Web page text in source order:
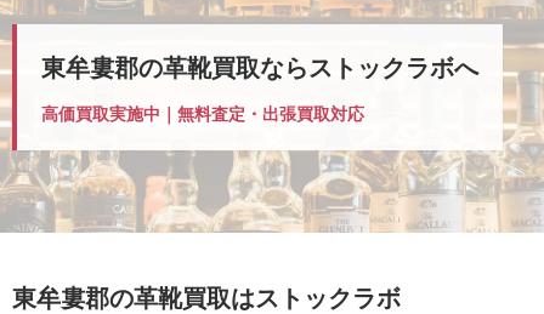
東牟婁郡の革靴買取ならストックラボへ
高価買取実施中｜無料査定・出張買取対応
東牟婁郡の革靴買取はストックラボ